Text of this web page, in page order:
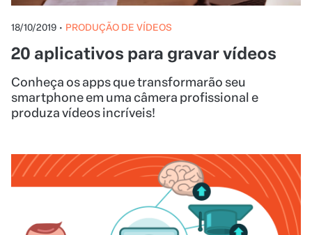
18/10/2019 • PRODUÇÃO DE VÍDEOS
20 aplicativos para gravar vídeos
Conheça os apps que transformarão seu
smartphone em uma câmera profissional e
produza vídeos incríveis!